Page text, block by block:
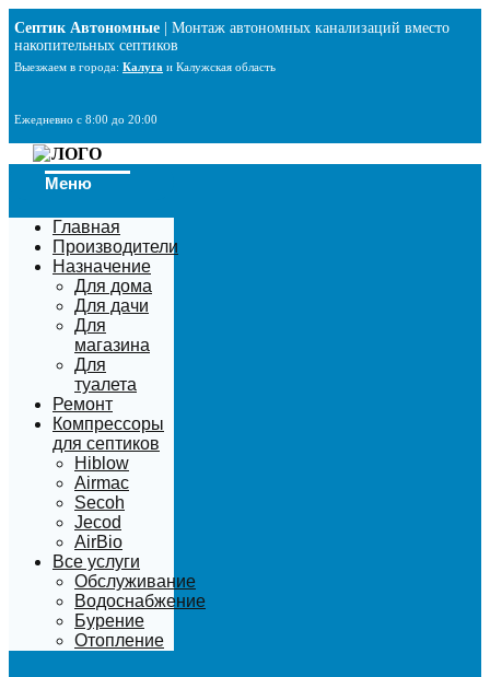
к
содержимому
Септик Автономные | Монтаж автономных канализаций вместо
накопительных септиков
Выезжаем в города: Калуга и Калужская область
Ежедневно с 8:00 до 20:00
Меню
Главная
Производители
Назначение
Для дома
Для дачи
Для
магазина
Для
туалета
Ремонт
Компрессоры
для септиков
Hiblow
Airmac
Secoh
Jecod
AirBio
Все услуги
Обслуживание
Водоснабжение
Бурение
Отопление